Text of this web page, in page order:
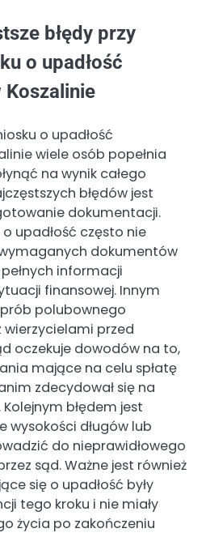
błędy przy
o upadłość
Koszalinie
o upadłość
wiele osób popełnia
na wynik całego
błędów jest
dokumentacji.
upadłość często nie
dokumentów
informacji
finansowej. Innym
polubownego
wierzycielami przed
oczekuje dowodów na to,
mające na celu spłatę
zdecydował się na
błędem jest
wysokości długów lub
do nieprawidłowego
sąd. Ważne jest również
się o upadłość były
tego kroku i nie miały
życia po zakończeniu